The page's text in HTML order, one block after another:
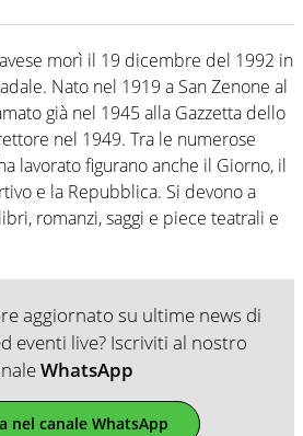
morì il 19 dicembre del 1992 in
Nato nel 1919 a San Zenone al
già nel 1945 alla Gazzetta dello
nel 1949. Tra le numerose
lavorato figurano anche il Giorno, il
e la Repubblica. Si devono a
romanzi, saggi e piece teatrali e
aggiornato su ultime news di
eventi live? Iscriviti al nostro
WhatsApp
nel canale WhatsApp